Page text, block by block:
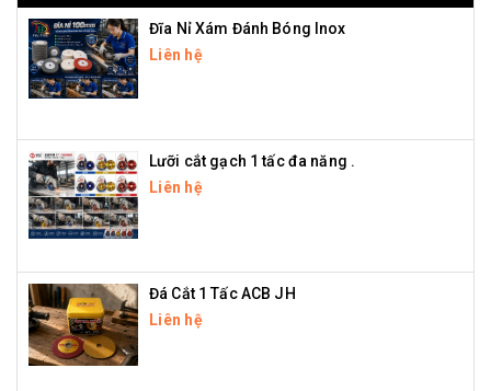
Đĩa Nỉ Xám Đánh Bóng Inox
Liên hệ
Lưỡi cắt gạch 1 tấc đa năng .
Liên hệ
Đá Cắt 1 Tấc ACB JH
Liên hệ